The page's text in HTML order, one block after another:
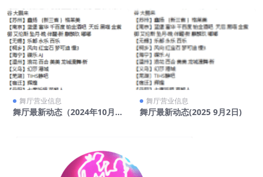
舞厅营业信息
舞厅最新动态（2024年10月2
舞厅营业信息
舞厅最新动态(2025 9月2日)